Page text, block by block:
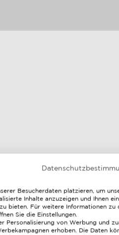
Besucherdaten platzieren, um
Inhalte anzuzeigen und Ihnen ein
bieten. Für weitere Informationen zu
Sie die Einstellungen.
Personalisierung von Werbung und
erhoben. Die Daten